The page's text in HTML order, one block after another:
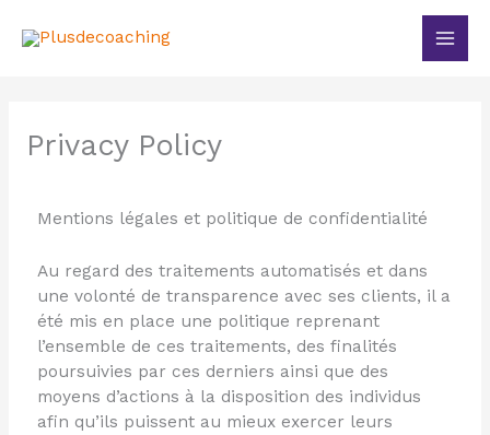
Main
Privacy Policy
Mentions légales et politique de confidentialité
Au regard des traitements automatisés et dans
une volonté de transparence avec ses clients, il a
été mis en place une politique reprenant
l’ensemble de ces traitements, des finalités
poursuivies par ces derniers ainsi que des
moyens d’actions à la disposition des individus
afin qu’ils puissent au mieux exercer leurs